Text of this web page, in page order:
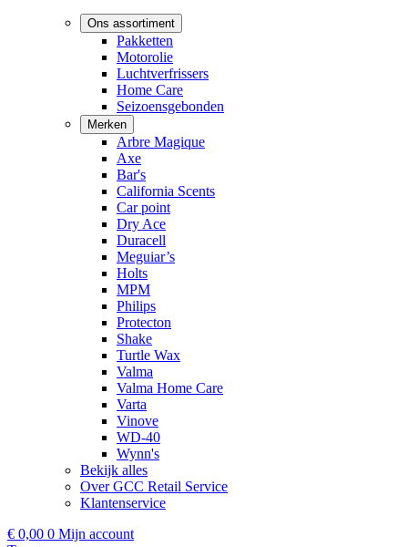
Ons assortiment
Pakketten
Motorolie
Luchtverfrissers
Home Care
Seizoensgebonden
Merken
Arbre Magique
Axe
Bar's
California Scents
Car point
Dry Ace
Duracell
Meguiar’s
Holts
MPM
Philips
Protecton
Shake
Turtle Wax
Valma
Valma Home Care
Varta
Vinove
WD-40
Wynn's
Bekijk alles
Over GCC Retail Service
Klantenservice
€ 0,00 0 Mijn account